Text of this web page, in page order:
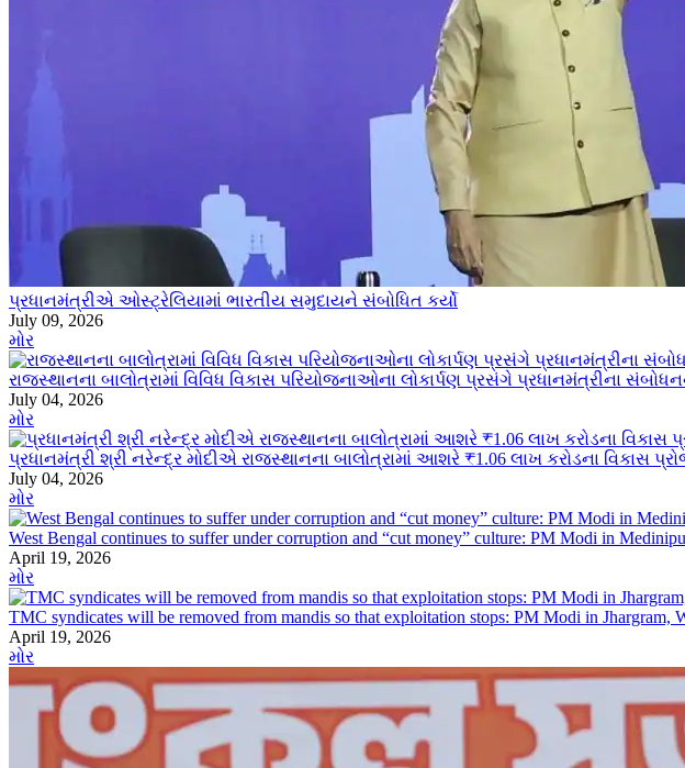
પ્રધાનમંત્રીએ ઓસ્ટ્રેલિયામાં ભારતીય સમુદાયને સંબોધિત કર્યો
July 09, 2026
મોર
રાજસ્થાનના બાલોત્રામાં વિવિધ વિકાસ પરિયોજનાઓના લોકાર્પણ પ્રસંગે પ્રધાનમંત્રીના
July 04, 2026
મોર
પ્રધાનમંત્રી શ્રી નરેન્દ્ર મોદીએ રાજસ્થાનના બાલોત્રામાં આશરે ₹1.06 લાખ કરોડના વિકાસ
July 04, 2026
મોર
West Bengal continues to suffer under corruption and “cut money” culture: PM Modi in
April 19, 2026
મોર
TMC syndicates will be removed from mandis so that exploitation stops: PM Modi in Jhargram,
April 19, 2026
મોર